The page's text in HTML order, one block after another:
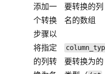
添加一
个转换
步骤以
将指定
的列转
要转换的列
名的数组
要转换为的